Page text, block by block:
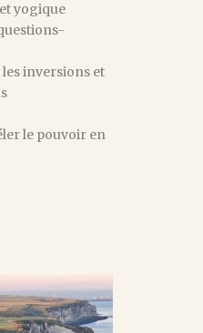
yogique
les inversions et
le pouvoir en